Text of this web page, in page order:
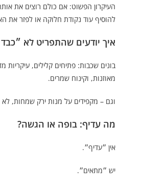
העיקרון הפשוט: אם כולם רוצים את
להוסיף עוד נקודת חלוקה או לפזר את
איך יודעים שהתפריט לא
בונים שכבות: פתיחים קלילים, עיקריות
מאוזנות, וקינוח שמרים.
וגם – מקפידים על מנות ירק שמחות,
מה עדיף: בופה או הגשה?
אין ״עדיף״.
יש ״מתאים״.